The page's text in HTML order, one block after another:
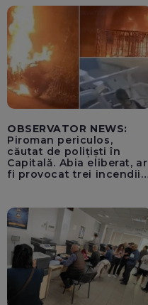
OBSERVATOR NEWS:
Piroman periculos,
căutat de polițiști în
Capitală. Abia eliberat, ar
fi provocat trei incendii